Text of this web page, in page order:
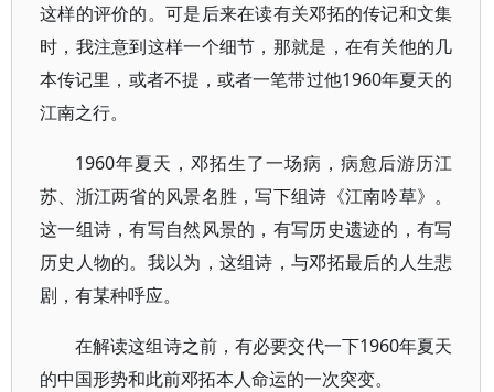
这样的评价的。可是后来在读有关邓拓的传记和文集
时，我注意到这样一个细节，那就是，在有关他的几
本传记里，或者不提，或者一笔带过他1960年夏天的
江南之行。
1960年夏天，邓拓生了一场病，病愈后游历江
苏、浙江两省的风景名胜，写下组诗《江南吟草》。
这一组诗，有写自然风景的，有写历史遗迹的，有写
历史人物的。我以为，这组诗，与邓拓最后的人生悲
剧，有某种呼应。
在解读这组诗之前，有必要交代一下1960年夏天
的中国形势和此前邓拓本人命运的一次突变。